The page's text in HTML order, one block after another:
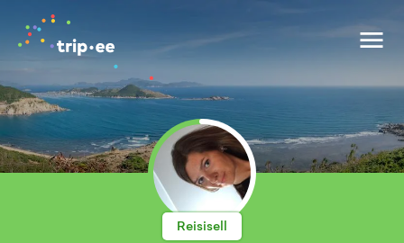
Reisisell